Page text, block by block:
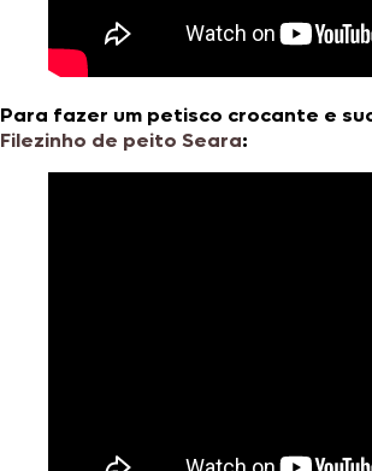
Para fazer um petisco crocante e
Filezinho de peito Seara: